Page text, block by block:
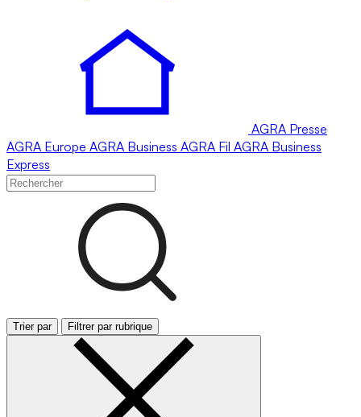
AGRA Presse
AGRA Europe AGRA Business AGRA Fil AGRA Business
Express
Trier par Filtrer par rubrique